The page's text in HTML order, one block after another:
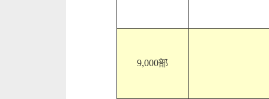
9,000部